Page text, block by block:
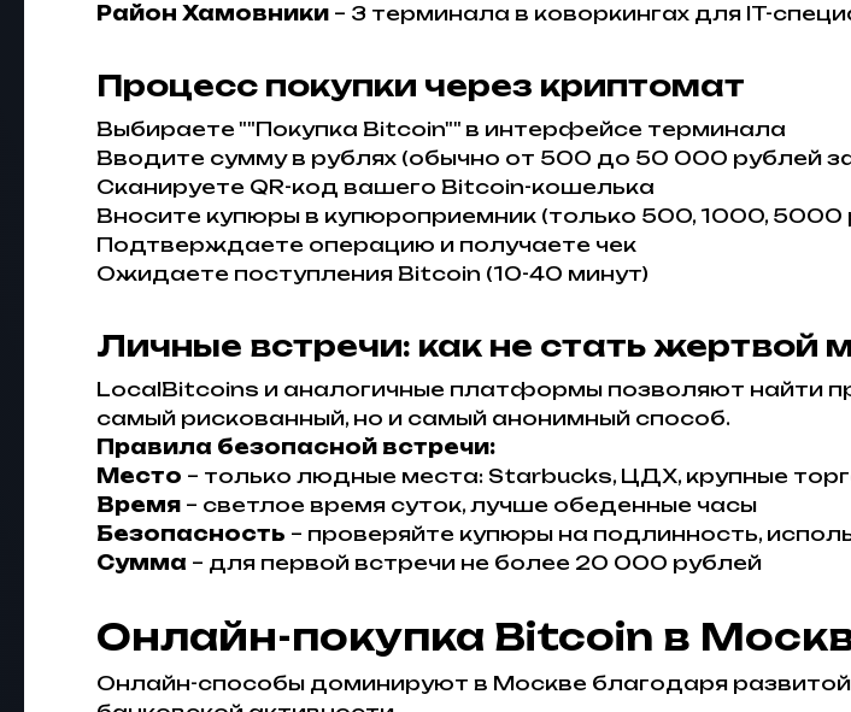
Район Хамовники – 3 терминала в коворкингах для IT-
Процесс покупки через криптомат
Выбираете ""Покупка Bitcoin"" в интерфейсе терминала
Вводите сумму в рублях (обычно от 500 до 50 000 рублей
Сканируете QR-код вашего Bitcoin-кошелька
Вносите купюры в купюроприемник (только 500, 1000, 5000
Подтверждаете операцию и получаете чек
Ожидаете поступления Bitcoin (10-40 минут)
Личные встречи: как не стать жертвой
LocalBitcoins и аналогичные платформы позволяют найти
самый рискованный, но и самый анонимный способ.
Правила безопасной встречи:
Место – только людные места: Starbucks, ЦДХ, крупные
Время – светлое время суток, лучше обеденные часы
Безопасность – проверяйте купюры на подлинность,
Сумма – для первой встречи не более 20 000 рублей
Онлайн-покупка Bitcoin в
Онлайн-способы доминируют в Москве благодаря